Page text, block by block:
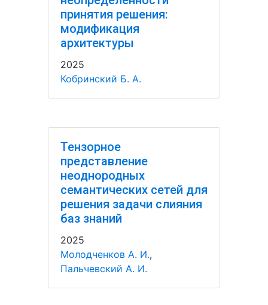
принятия решения:
модификация
архитектуры
2025
Кобринский Б. А.
Тензорное
представление
неоднородных
семантических сетей для
решения задачи слияния
баз знаний
2025
Молодченков А. И.,
Пальчевский А. И.